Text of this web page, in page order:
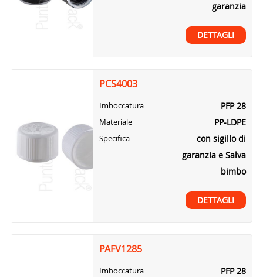
garanzia
DETTAGLI
PCS4003
Imboccatura PFP 28
Materiale PP-LDPE
Specifica
con sigillo di
garanzia e Salva
bimbo
DETTAGLI
PAFV1285
Imboccatura PFP 28